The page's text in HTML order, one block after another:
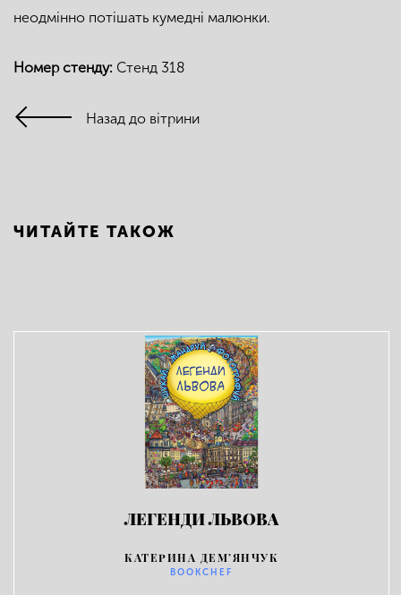
неодмінно потішать кумедні малюнки.
Номер стенду: Стенд 318
Назад до вітрини
ЧИТАЙТЕ ТАКОЖ
ЛЕГЕНДИ ЛЬВОВА
КАТЕРИНА ДЕМ’ЯНЧУК
BOOKCHEF